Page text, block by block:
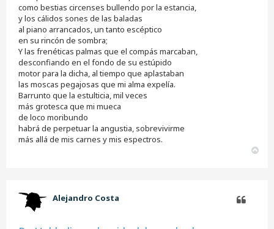
como bestias circenses bullendo por la estancia,
y los cálidos sones de las baladas
al piano arrancados, un tanto escéptico
en su rincón de sombra;
Y las frenéticas palmas que el compás marcaban,
desconfiando en el fondo de su estúpido
motor para la dicha, al tiempo que aplastaban
las moscas pegajosas que mi alma expelía.
Barrunto que la estulticia, mil veces
más grotesca que mi mueca
de loco moribundo
habrá de perpetuar la angustia, sobrevivirme
más allá de mis carnes y mis espectros.
Alejandro Costa